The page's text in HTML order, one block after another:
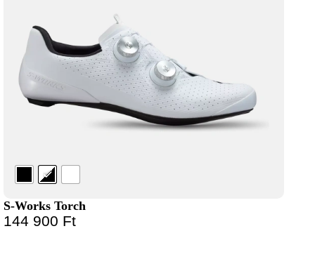
S-Works Torch
144 900 Ft